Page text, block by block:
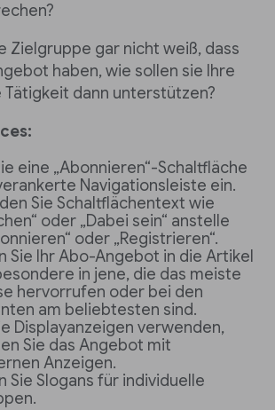
Zielgruppe gar nicht weiß, dass
haben, wie sollen sie Ihre
dann unterstützen?
eine „Abonnieren“-Schaltfläche
Navigationsleiste ein.
Sie Schaltflächentext wie
oder „Dabei sein“ anstelle
oder „Registrieren“.
Sie Ihr Abo-Angebot in die Artikel
in jene, die das meiste
hervorrufen oder bei den
am beliebtesten sind.
Displayanzeigen verwenden,
Sie das Angebot mit
Anzeigen.
Sie Slogans für individuelle